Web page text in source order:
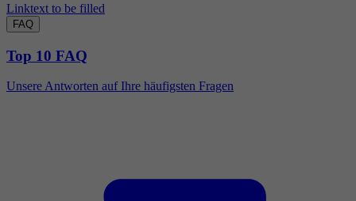
Linktext to be filled
FAQ
Top 10 FAQ
Unsere Antworten auf Ihre häufigsten Fragen